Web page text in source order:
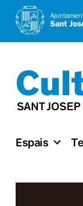
al
contingut
Espais